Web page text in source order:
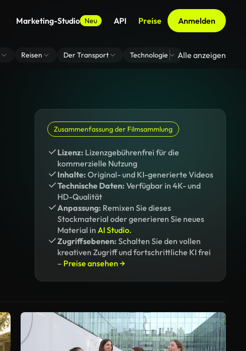
Marketing-Studio Neu API Preise Anmelden
Reisen Der Transport Technologie Zoom Virtuelle
Alle anzeigen
Zusammenfassung der Filmsammlung
Lizenz: Lizenzgebührenfrei für die
kommerzielle Nutzung
Inhalte: Original- und KI-generierte Videos
Technische Daten: Verfügbar in 4K- und
HD-Qualität
Anpassung: Remixen Sie dieses
Stockmaterial oder generieren Sie neues
Material in AI Studio.
Zugriffsebenen: Schalten Sie den vollen
kreativen Zugriff und fortschrittliche KI frei
– Preise ansehen →